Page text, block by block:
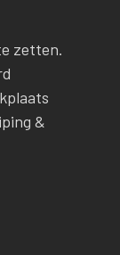
zetten.
&